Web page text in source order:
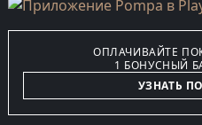
ОПЛАЧИВАЙТЕ
1 БОНУСНЫЙ
УЗНАТЬ